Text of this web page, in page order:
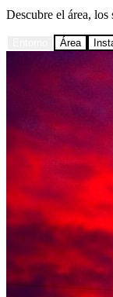
Descubre el área,
Área